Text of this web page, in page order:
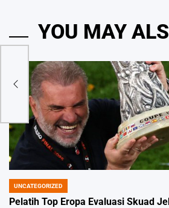
YOU MAY
POSTED
IN
UNCATEGORIZED
Pelatih Top Eropa Evaluasi Skuad